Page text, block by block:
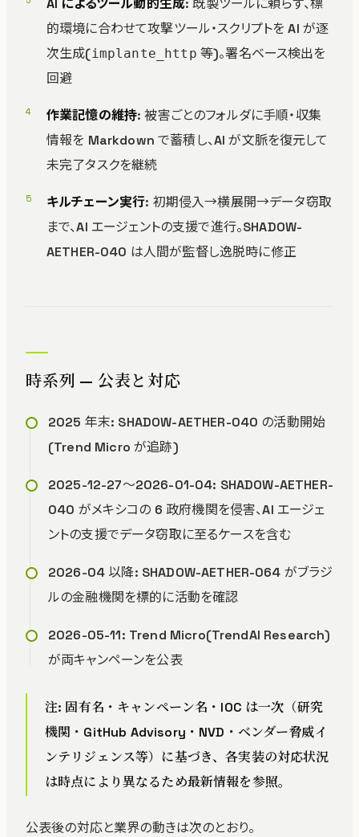
AI によるツール動的生成: 既製ツールに頼らず、標
的環境に合わせて攻撃ツール・スクリプトを AI が逐
次生成(implante_http 等)。署名ベース検出を
回避
作業記憶の維持: 被害ごとのフォルダに手順・収集
情報を Markdown で蓄積し、AI が文脈を復元して
未完了タスクを継続
キルチェーン実行: 初期侵入→横展開→データ窃取
まで、AI エージェントの支援で進行。SHADOW-
AETHER-040 は人間が監督し逸脱時に修正
時系列 — 公表と対応
2025 年末: SHADOW-AETHER-040 の活動開始
(Trend Micro が追跡)
2025-12-27〜2026-01-04: SHADOW-AETHER-
040 がメキシコの 6 政府機関を侵害、AI エージェ
ントの支援でデータ窃取に至るケースを含む
2026-04 以降: SHADOW-AETHER-064 がブラジ
ルの金融機関を標的に活動を確認
2026-05-11: Trend Micro(TrendAI Research)
が両キャンペーンを公表
注: 固有名・キャンペーン名・IOC は一次（研究
機関・GitHub Advisory・NVD・ベンダー脅威イ
ンテリジェンス等）に基づき、各実装の対応状況
は時点により異なるため最新情報を参照。
公表後の対応と業界の動きは次のとおり。